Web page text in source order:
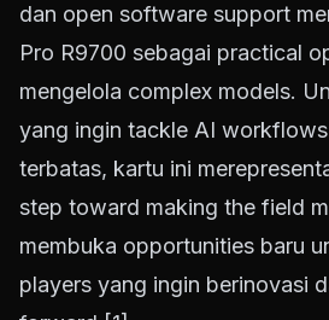
dan open software support
Pro R9700 sebagai practical
mengelola complex models.
yang ingin tackle AI
terbatas, kartu ini
step toward making the field
membuka opportunities baru
players yang ingin berinovasi